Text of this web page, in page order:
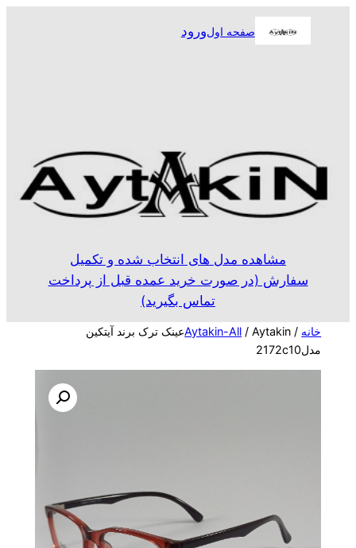
صفحه اولورود
مشاهده مدل های انتخاب شده و تکمیل
سفارش (در صورت خرید عمده قبل از پرداخت
تماس بگیرید)
خانه /
Aytakin-All/ Aytakinعینک ترک برند آیتکین
مدل2172c10